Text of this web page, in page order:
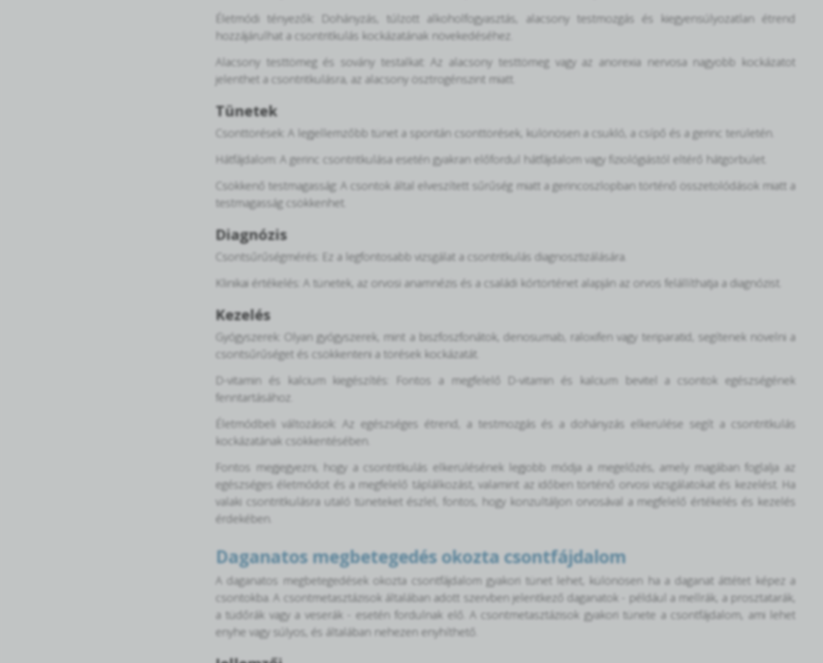
Életmódi tényezők: Dohányzás, túlzott alkoholfogyasztás, alacsony testmozgás és kiegyensúlyozatlan étrend
hozzájárulhat a csontritkulás kockázatának növekedéséhez.
Alacsony testtömeg és sovány testalkat: Az alacsony testtömeg vagy az anorexia nervosa nagyobb kockázatot
jelenthet a csontritkulásra, az alacsony ösztrogénszint miatt.
Tünetek
Csonttörések: A legjellemzőbb tünet a spontán csonttörések, különösen a csukló, a csípő és a gerinc területén.
Hátfájdalom: A gerinc csontritkulása esetén gyakran előfordul hátfájdalom vagy fiziológiástól eltérő hátgörbület.
Csökkenő testmagasság: A csontok által elveszített sűrűség miatt a gerincoszlopban történő összetolódások miatt a
testmagasság csökkenhet.
Diagnózis
Csontsűrűségmérés: Ez a legfontosabb vizsgálat a csontritkulás diagnosztizálására.
Klinikai értékelés: A tünetek, az orvosi anamnézis és a családi kórtörténet alapján az orvos felállíthatja a diagnózist.
Kezelés
Gyógyszerek: Olyan gyógyszerek, mint a biszfoszfonátok, denosumab, raloxifen vagy teriparatid, segítenek növelni a
csontsűrűséget és csökkenteni a törések kockázatát.
D-vitamin és kalcium kiegészítés: Fontos a megfelelő D-vitamin és kalcium bevitel a csontok egészségének
fenntartásához.
Életmódbeli változások: Az egészséges étrend, a testmozgás és a dohányzás elkerülése segít a csontritkulás
kockázatának csökkentésében.
Fontos megjegyezni, hogy a csontritkulás elkerülésének legjobb módja a megelőzés, amely magában foglalja az
egészséges életmódot és a megfelelő táplálkozást, valamint az időben történő orvosi vizsgálatokat és kezelést. Ha
valaki csontritkulásra utaló tüneteket észlel, fontos, hogy konzultáljon orvosával a megfelelő értékelés és kezelés
érdekében.
Daganatos megbetegedés okozta csontfájdalom
A daganatos megbetegedések okozta csontfájdalom gyakori tünet lehet, különösen ha a daganat áttétet képez a
csontokba. A csontmetasztázisok általában adott szervben jelentkező daganatok - például a mellrák, a prosztatarák,
a tüdőrák vagy a veserák - esetén fordulnak elő. A csontmetasztázisok gyakori tünete a csontfájdalom, ami lehet
enyhe vagy súlyos, és általában nehezen enyhíthető.